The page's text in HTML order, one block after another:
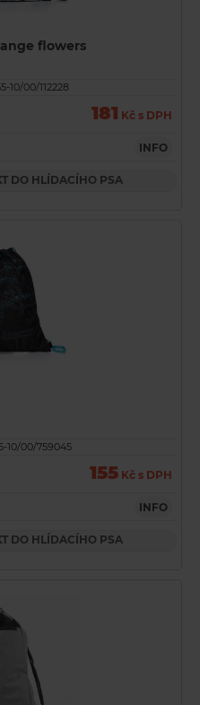
flowers
10/00/112228
181 Kč s DPH
INFO
DO HLÍDACÍHO PSA
10/00/759045
155 Kč s DPH
INFO
DO HLÍDACÍHO PSA